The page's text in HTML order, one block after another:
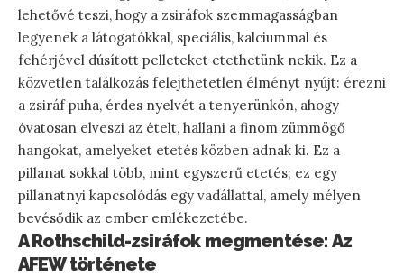
lehetővé teszi, hogy a zsiráfok szemmagasságban
legyenek a látogatókkal, speciális, kalciummal és
fehérjével dúsított pelleteket etethetünk nekik. Ez a
közvetlen találkozás felejthetetlen élményt nyújt: érezni
a zsiráf puha, érdes nyelvét a tenyerünkön, ahogy
óvatosan elveszi az ételt, hallani a finom zümmögő
hangokat, amelyeket etetés közben adnak ki. Ez a
pillanat sokkal több, mint egyszerű etetés; ez egy
pillanatnyi kapcsolódás egy vadállattal, amely mélyen
bevésődik az ember emlékezetébe.
A Rothschild-zsiráfok megmentése: Az
AFEW története